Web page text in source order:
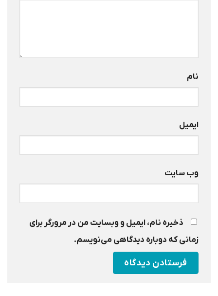
نام
ایمیل
وب‌ سایت
ذخیره نام، ایمیل و وبسایت من در مرورگر برای
زمانی که دوباره دیدگاهی می‌نویسم.